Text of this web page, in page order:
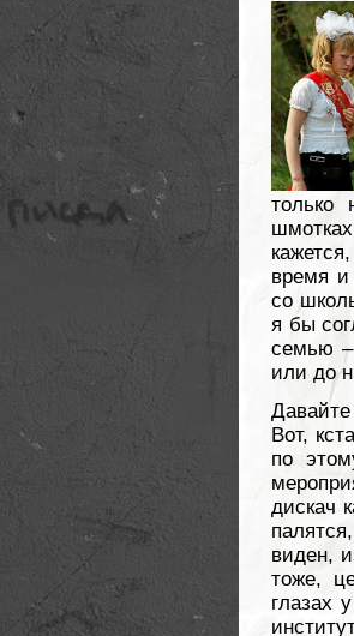
только
время и
со
я бы
семью –
или до
Вот,
по
дискач
виден,
тоже,
глазах